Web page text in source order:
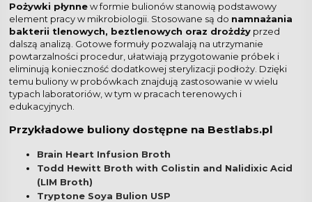
Pożywki płynnew formie bulionów stanowią podstawowy
element pracy w mikrobiologii. Stosowane są do namnażania
bakterii tlenowych, beztlenowych oraz drożdży przed
dalszą analizą. Gotowe formuły pozwalają na utrzymanie
powtarzalności procedur, ułatwiają przygotowanie próbek i
eliminują konieczność dodatkowej sterylizacji podłoży. Dzięki
temu buliony w probówkach znajdują zastosowanie w wielu
typach laboratoriów, w tym w pracach terenowych i
edukacyjnych.
Przykładowe buliony dostępne na Bestlabs.pl
Brain Heart Infusion Broth
Todd Hewitt Broth with Colistin and Nalidixic Acid
(LIM Broth)
Tryptone Soya Bulion USP